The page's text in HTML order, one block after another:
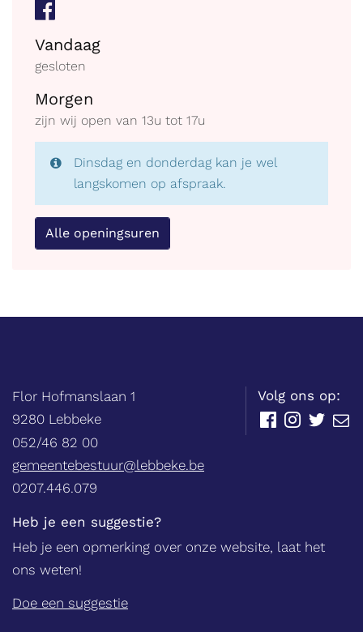
Facebook
Openingsuren
Vandaag
gesloten
Morgen
zijn wij open van 13u tot 17u
Dinsdag en donderdag kan je wel
langskomen op afspraak.
Alle openingsuren
Balie
Adres
Flor Hofmanslaan 1
,9280 Lebbeke
052/46 82 00
E-
mail
gemeentebestuur@lebbeke.be
Ondernemingsnummer
0207.446.079
Heb je een suggestie?
Heb je een opmerking over onze website, laat het
ons weten!
Doe een suggestie
Volg ons op:
FacebookInstagram
Twitter
E-